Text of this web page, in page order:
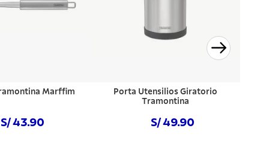
Marffim
S/ 43.90
Porta Utensilios Giratorio
Tramontina
S/ 49.90